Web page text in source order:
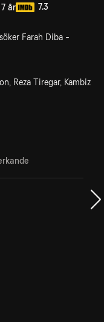
år 7.3
Farah Diba -
Reza Tiregar, Kambiz